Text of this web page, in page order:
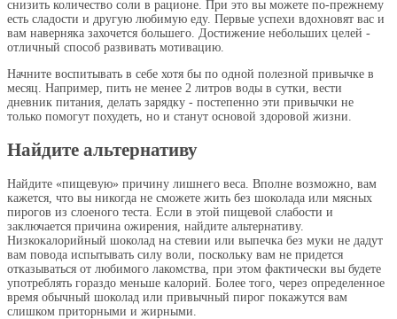
снизить количество соли в рационе. При это вы можете по-прежнему
есть сладости и другую любимую еду. Первые успехи вдохновят вас и
вам наверняка захочется большего. Достижение небольших целей -
отличный способ развивать мотивацию.
Начните воспитывать в себе хотя бы по одной полезной привычке в
месяц. Например, пить не менее 2 литров воды в сутки, вести
дневник питания, делать зарядку - постепенно эти привычки не
только помогут похудеть, но и станут основой здоровой жизни.
Найдите альтернативу
Найдите «пищевую» причину лишнего веса. Вполне возможно, вам
кажется, что вы никогда не сможете жить без шоколада или мясных
пирогов из слоеного теста. Если в этой пищевой слабости и
заключается причина ожирения, найдите альтернативу.
Низкокалорийный шоколад на стевии или выпечка без муки не дадут
вам повода испытывать силу воли, поскольку вам не придется
отказываться от любимого лакомства, при этом фактически вы будете
употреблять гораздо меньше калорий. Более того, через определенное
время обычный шоколад или привычный пирог покажутся вам
слишком приторными и жирными.